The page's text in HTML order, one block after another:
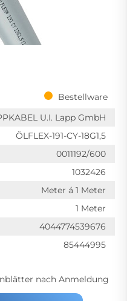
Bestellware
U.I. Lapp GmbH
ÖLFLEX-191-CY-18G1,5
0011192/600
1032426
Meter á 1 Meter
1 Meter
4044774539676
85444995
nach Anmeldung